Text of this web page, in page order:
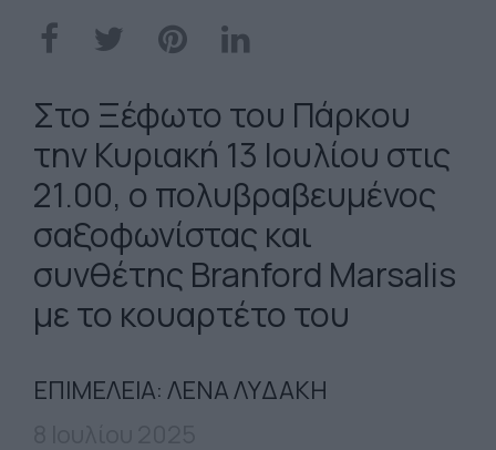
Στο Ξέφωτο του Πάρκου
την Κυριακή 13 Ιουλίου στις
21.00, ο πολυβραβευμένος
σαξοφωνίστας και
συνθέτης Branford Marsalis
με το κουαρτέτο του
ΕΠΙΜΕΛΕΙΑ: ΛΕΝΑ ΛYΔΑΚΗ